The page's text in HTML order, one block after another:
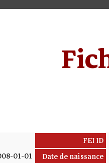
FEI ID
Date de naissance
01-01